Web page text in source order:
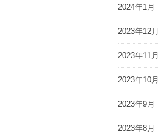
2024年1月
2023年12月
2023年11月
2023年10月
2023年9月
2023年8月